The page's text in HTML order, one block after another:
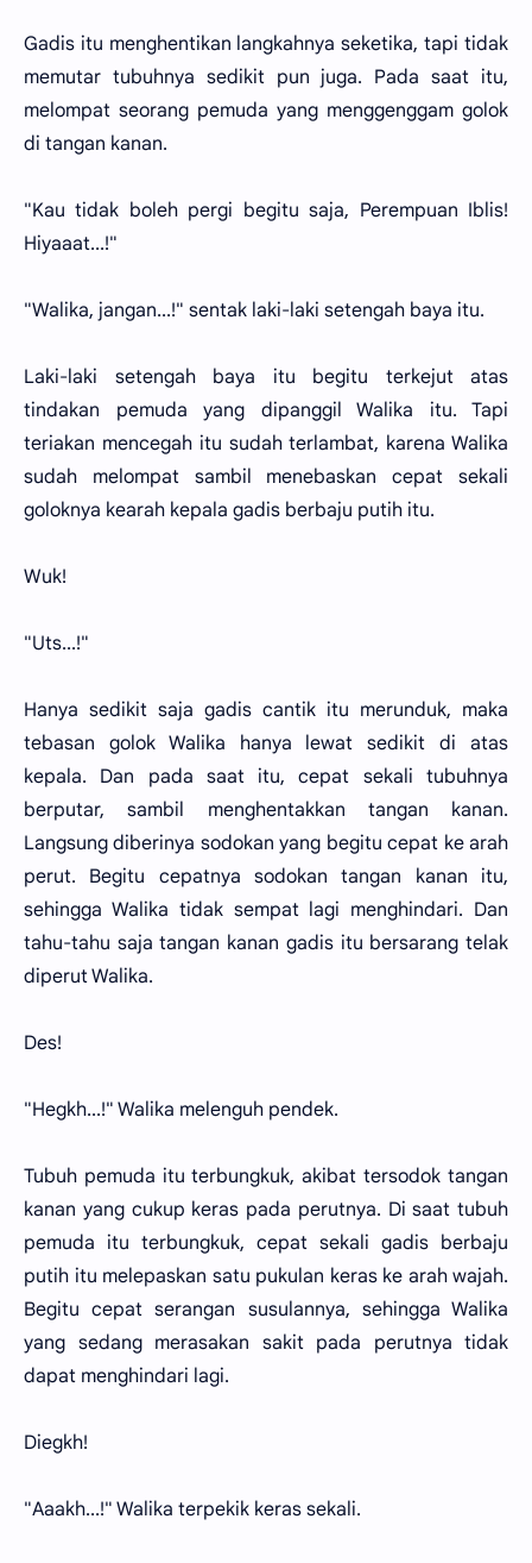
Gadis itu menghentikan langkahnya seketika, tapi tidak
memutar tubuhnya sedikit pun juga. Pada saat itu,
melompat seorang pemuda yang menggenggam golok
di tangan kanan.
"Kau tidak boleh pergi begitu saja, Perempuan Iblis!
Hiyaaat...!"
"Walika, jangan...!" sentak laki-laki setengah baya itu.
Laki-laki setengah baya itu begitu terkejut atas
tindakan pemuda yang dipanggil Walika itu. Tapi
teriakan mencegah itu sudah terlambat, karena Walika
sudah melompat sambil menebaskan cepat sekali
goloknya kearah kepala gadis berbaju putih itu.
Wuk!
"Uts...!"
Hanya sedikit saja gadis cantik itu merunduk, maka
tebasan golok Walika hanya lewat sedikit di atas
kepala. Dan pada saat itu, cepat sekali tubuhnya
berputar, sambil menghentakkan tangan kanan.
Langsung diberinya sodokan yang begitu cepat ke arah
perut. Begitu cepatnya sodokan tangan kanan itu,
sehingga Walika tidak sempat lagi menghindari. Dan
tahu-tahu saja tangan kanan gadis itu bersarang telak
diperut Walika.
Des!
"Hegkh...!" Walika melenguh pendek.
Tubuh pemuda itu terbungkuk, akibat tersodok tangan
kanan yang cukup keras pada perutnya. Di saat tubuh
pemuda itu terbungkuk, cepat sekali gadis berbaju
putih itu melepaskan satu pukulan keras ke arah wajah.
Begitu cepat serangan susulannya, sehingga Walika
yang sedang merasakan sakit pada perutnya tidak
dapat menghindari lagi.
Diegkh!
"Aaakh...!" Walika terpekik keras sekali.